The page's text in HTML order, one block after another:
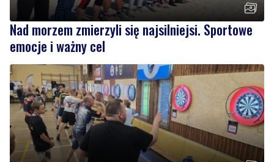
Nad morzem zmierzyli się najsilniejsi. Sportowe
emocje i ważny cel